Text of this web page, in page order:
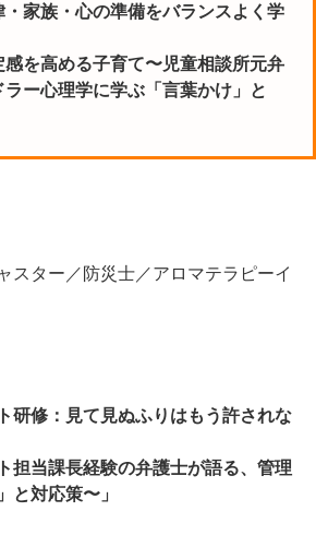
家族・心の準備をバランスよく学
感を高める子育て〜児童相談所元弁
ー心理学に学ぶ「言葉かけ」と
スター／防災士／アロマテラピーイ
研修：見て見ぬふりはもう許されな
担当課長経験の弁護士が語る、管理
と対応策〜」